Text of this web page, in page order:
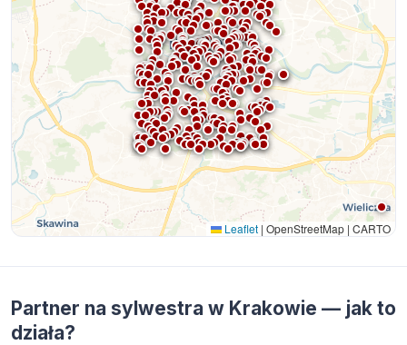
Leaflet | OpenStreetMap | CARTO
Partner na sylwestra w Krakowie — jak to
działa?